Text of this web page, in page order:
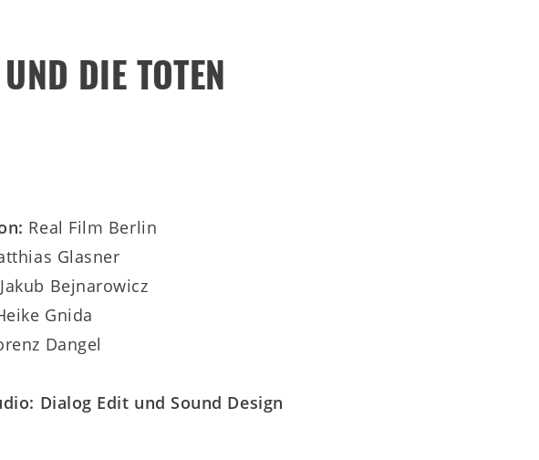
DIE TOTEN
Real Film Berlin
Glasner
Jakub Bejnarowicz
Gnida
Dangel
Dialog Edit und Sound Design